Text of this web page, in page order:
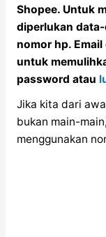
Shopee. Untuk
diperlukan
nomor hp.
untuk
password atau
Jika kita dari
bukan main-
menggunakan